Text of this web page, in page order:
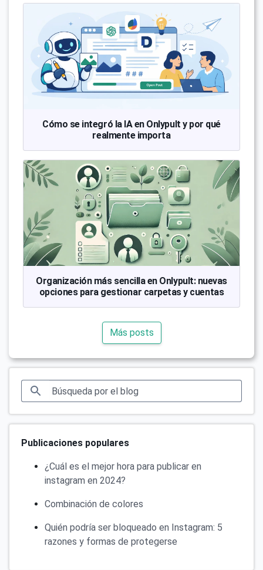
Cómo se integró la IA en Onlypult y por qué
realmente importa
Organización más sencilla en Onlypult: nuevas
opciones para gestionar carpetas y cuentas
Más posts
Publicaciones populares
¿Cuál es el mejor hora para publicar en
instagram en 2024?
Combinación de colores
Quién podría ser bloqueado en Instagram: 5
razones y formas de protegerse